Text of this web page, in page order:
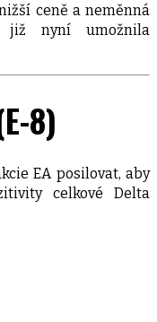
ceně a neměnná
již nyní umožnila
8)
EA posilovat, aby
celkové Delta